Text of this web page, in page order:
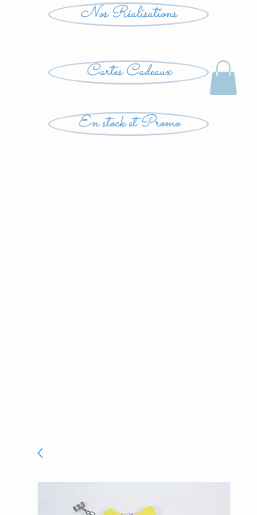
Nos Réalisations
Cartes Cadeaux
En stock et Promo